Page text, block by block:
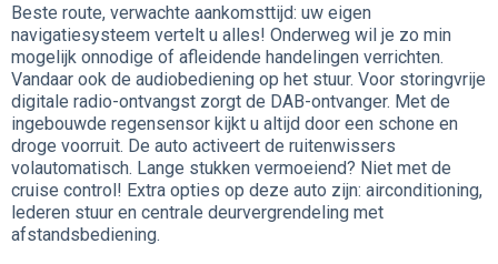
Beste route, verwachte aankomsttijd: uw eigen
navigatiesysteem vertelt u alles! Onderweg wil je zo min
mogelijk onnodige of afleidende handelingen verrichten.
Vandaar ook de audiobediening op het stuur. Voor storingvrije
digitale radio-ontvangst zorgt de DAB-ontvanger. Met de
ingebouwde regensensor kijkt u altijd door een schone en
droge voorruit. De auto activeert de ruitenwissers
volautomatisch. Lange stukken vermoeiend? Niet met de
cruise control! Extra opties op deze auto zijn: airconditioning,
lederen stuur en centrale deurvergrendeling met
afstandsbediening.